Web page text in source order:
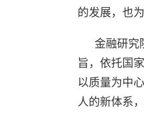
的发展，也为
金融研究
旨，依托国
以质量为中
人的新体系